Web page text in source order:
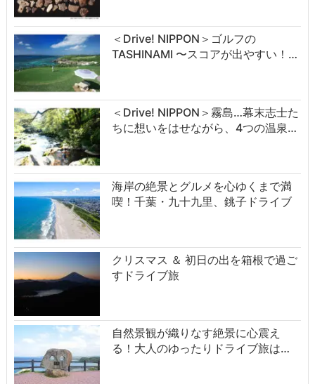
＜Drive! NIPPON＞ゴルフの
TASHINAMI 〜スコアが出やすい！…
＜Drive! NIPPON＞霧島…幕末志士た
ちに想いをはせながら、4つの温泉…
海岸の絶景とグルメを心ゆくまで満
喫！千葉・九十九里、銚子ドライブ
クリスマス ＆ 初日の出を箱根で過ご
すドライブ旅
自然景観が織りなす絶景に心震え
る！大人のゆったりドライブ旅は…